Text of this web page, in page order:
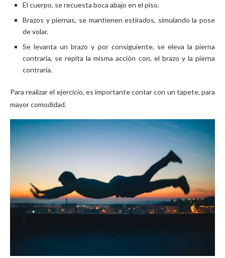
El cuerpo, se recuesta boca abajo en el piso.
Brazos y piernas, se mantienen estirados, simulando la pose
de volar.
Se levanta un brazo y por consiguiente, se eleva la pierna
contraria, se repita la misma acción con, el brazo y la pierna
contraria.
Para realizar el ejercicio, es importante contar con un tapete, para
mayor comodidad.